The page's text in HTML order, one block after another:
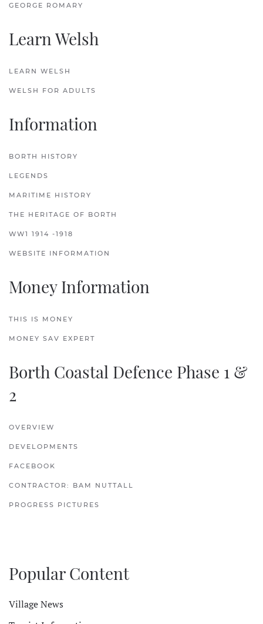
GEORGE ROMARY
Learn Welsh
LEARN WELSH
WELSH FOR ADULTS
Information
BORTH HISTORY
LEGENDS
MARITIME HISTORY
THE HERITAGE OF BORTH
WW1 1914 -1918
WEBSITE INFORMATION
Money Information
THIS IS MONEY
MONEY SAV EXPERT
Borth Coastal Defence Phase 1 &
2
OVERVIEW
DEVELOPMENTS
FACEBOOK
CONTRACTOR: BAM NUTTALL
PROGRESS PICTURES
Popular Content
Village News